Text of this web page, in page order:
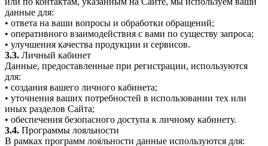
данные для:
• ответа на ваши вопросы и обработки обращений;
• оперативного взаимодействия с вами по существу запроса;
• улучшения качества продукции и сервисов.
3.3. Личный кабинет
Данные, предоставленные при регистрации, используются
для:
• создания вашего личного кабинета;
• уточнения ваших потребностей в использовании тех или
иных разделов Сайта;
• обеспечения безопасного доступа к личному кабинету.
3.4. Программы лояльности
В рамках программ лояльности данные используются для: